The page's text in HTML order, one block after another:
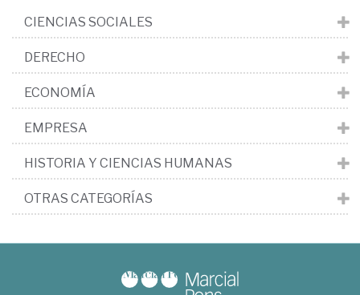
CIENCIAS SOCIALES
DERECHO
ECONOMÍA
EMPRESA
HISTORIA Y CIENCIAS HUMANAS
OTRAS CATEGORÍAS